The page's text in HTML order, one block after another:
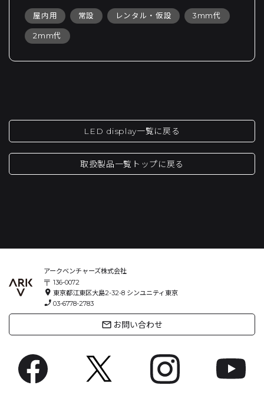
屋内用 常設 レンタル・仮設 3mm代
2mm代
LED display一覧に戻る
取扱製品一覧トップに戻る
アークベンチャーズ株式会社
〒 136-0072
location_on 東京都江東区大島2-32-8 シンユニティ東京
phone_enabled 03-6778-2783
mail_outline お問い合わせ